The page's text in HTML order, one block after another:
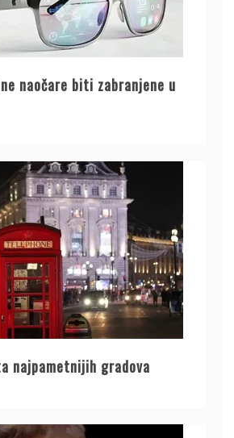
naočare biti zabranjene u
najpametnijih gradova